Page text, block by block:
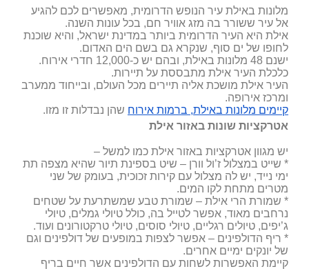
מלונות באילת עיר הנופש הדרומית, מאפשרים לכם להגיע
אל עיר ששורר בה מזג אוויר חם, בכל עונות השנה.
אילת היא העיר הדרומית ביותר במדינת ישראל, והיא שוכנת
לחופו של ים סוף, שנקרא גם בשם הים האדום.
ישנם 48 מלונות באילת, ובהם יש כ-12,000 חדרי אירוח.
כלכלת העיר אילת מתבססת על תיירות.
העיר אילת מושכת אליה תיירים מכל העולם, ובייחוד ממערב
ומרכז אירופה.
קיימים מלונות באילת, ברמות אירוח שהן נבדלות זו מזו.
אטרקציות שונות באזור אילת
יש מגוון אטרקציות באזור אילת כמו למשל –
* שייט במצלול ז’ול וורן – שיט בספינת תיור שהיא מצפה תת
ימי נייד, יש לה מצלול עם קירות זכוכית, בעומק של שני
מטרים מתחת לקו המים.
* שמורת הרי אילת – שמורת טבע שמשתרעת על שטחים
נרחבים מאוד, אפשר לטייל בה, כולל טיולי גמלים, טיולי
ג’יפים, טיולים רגליים, טיולי סוסים, טיולי טרקטורונים ועוד.
* ריף הדולפינים – אפשר לצפות במופעים של דולפינים וגם
של יונקים ימיים אחרים.
קיימת האפשרות לשחות עם הדולפינים אשר חיים בריף